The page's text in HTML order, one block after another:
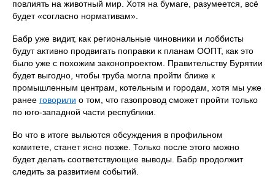
повлиять на животный мир. Хотя на бумаге, разумеется, всё
будет «согласно нормативам».
Бабр уже видит, как региональные чиновники и лоббисты
будут активно продвигать поправки к планам ООПТ, как это
было уже с похожим законопроектом. Правительству Бурятии
будет выгодно, чтобы труба могла пройти ближе к
промышленным центрам, котельным и городам, хотя мы уже
ранее говорили о том, что газопровод сможет пройти только
по юго-западной части республики.
Во что в итоге выльются обсуждения в профильном
комитете, станет ясно позже. Только после этого можно
будет делать соответствующие выводы. Бабр продолжит
следить за развитием событий.